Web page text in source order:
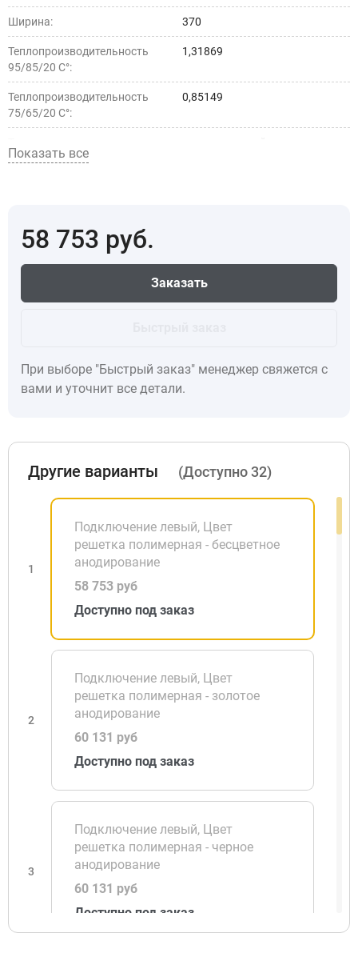
Ширина: 370
Теплопроизводительность
95/85/20 С°:
1,31869
Теплопроизводительность
75/65/20 С°:
0,85149
Показать все
58 753 руб.
Заказать
При выборе "Быстрый заказ" менеджер свяжется с
вами и уточнит все детали.
Другие варианты (Доступно 32)
1
Подключение левый, Цвет
решетка полимерная - бесцветное
анодирование
58 753 руб
Доступно под заказ
2
Подключение левый, Цвет
решетка полимерная - золотое
анодирование
60 131 руб
Доступно под заказ
3
Подключение левый, Цвет
решетка полимерная - черное
анодирование
60 131 руб
Доступно под заказ